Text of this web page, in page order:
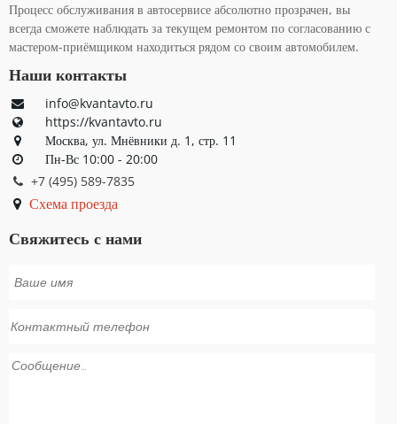
Процесс обслуживания в автосервисе абсолютно прозрачен, вы
всегда сможете наблюдать за текущем ремонтом по согласованию с
мастером-приёмщиком находиться рядом со своим автомобилем.
Наши контакты
info@kvantavto.ru
https://kvantavto.ru
Москва, ул. Мнёвники д. 1, стр. 11
Пн-Вс 10:00 - 20:00
+7 (495) 589-7835
Схема проезда
Свяжитесь с нами